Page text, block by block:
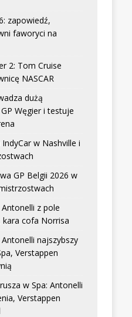
zapowiedź,
faworyci na
2: Tom Cruise
NASCAR
dużą
Węgier i testuje
w Nashville i
GP Belgii 2026 w
z pole
kara cofa Norrisa
najszybszy
Verstappen
w Spa: Antonelli
Verstappen